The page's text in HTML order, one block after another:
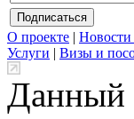
О проекте |
Услуги | Визы и
Данный